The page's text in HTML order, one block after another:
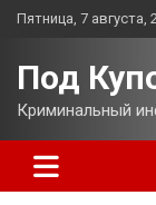
Перейти
Пятница, 7 августа,
Под
Криминальный